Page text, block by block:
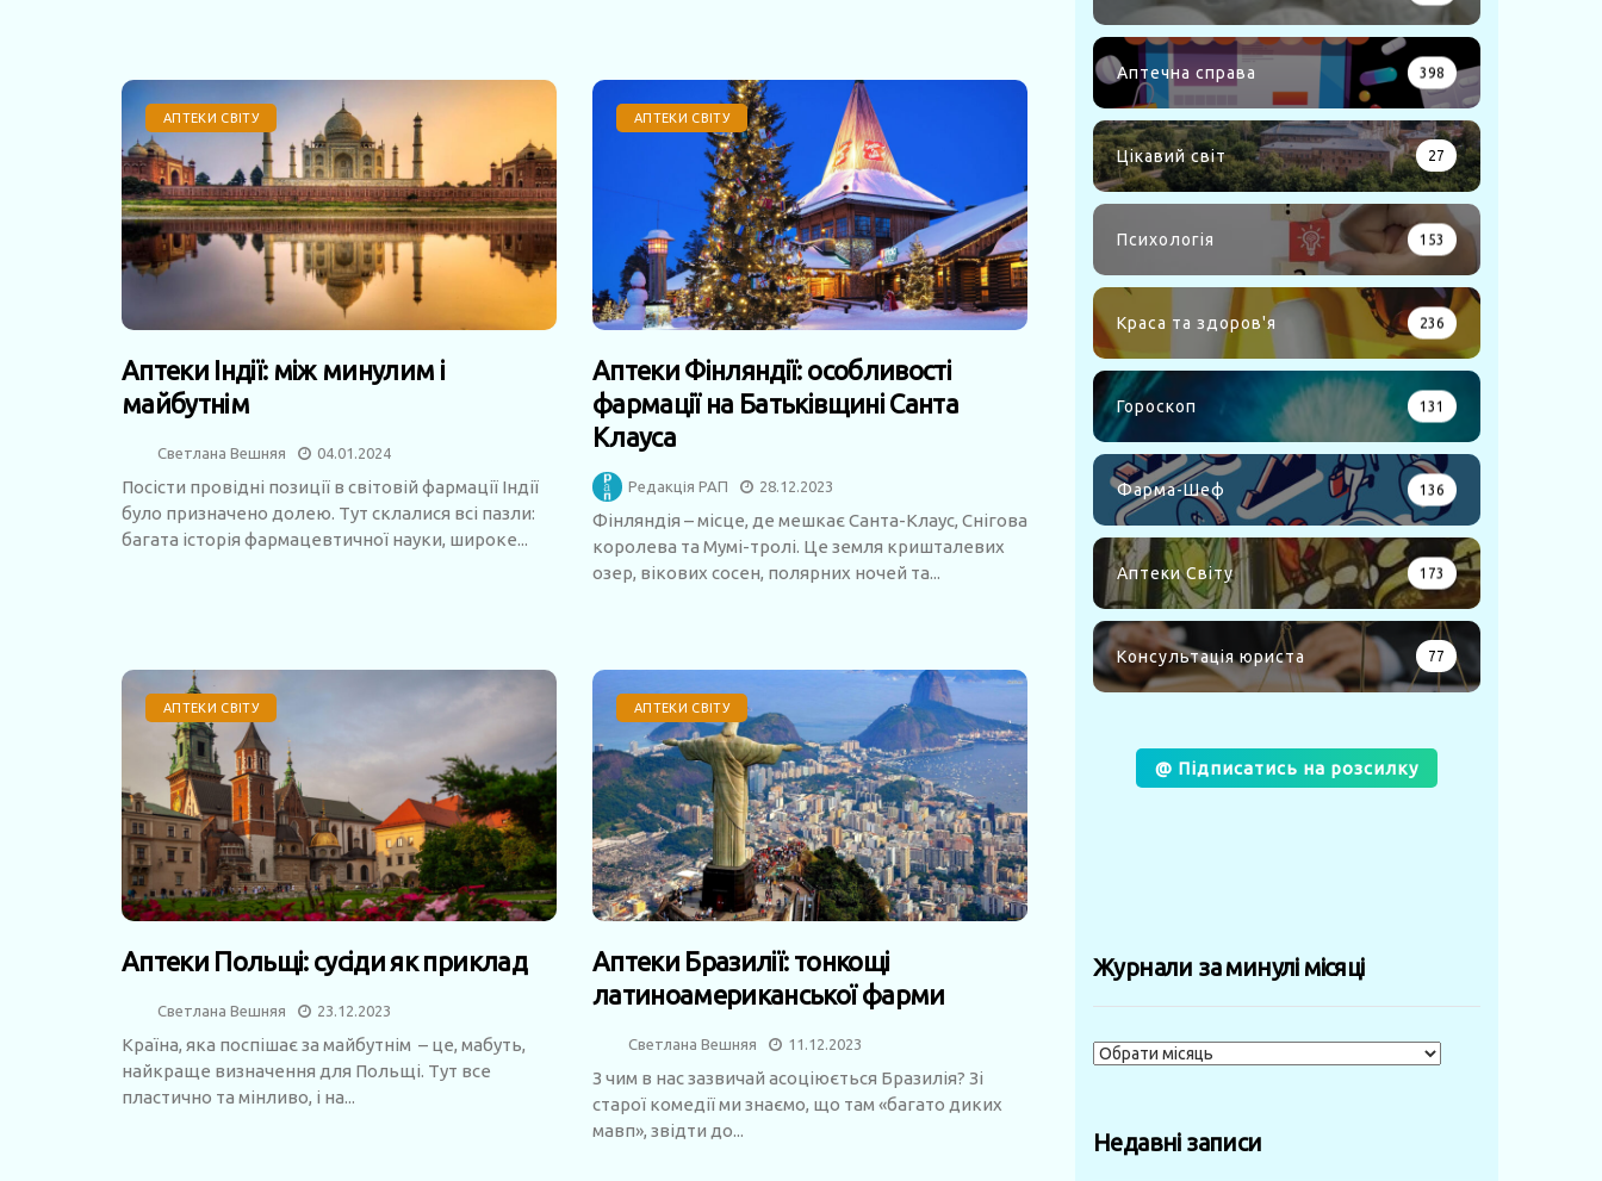
АПТЕКИ СВІТУ
Аптеки Індії: між минулим і
майбутнім
Светлана Вешняя 04.01.2024
Посісти провідні позиції в світовій фармації Індії
було призначено долею. Тут склалися всі пазли:
багата історія фармацевтичної науки, широке...
АПТЕКИ СВІТУ
Аптеки Фінляндії: особливості
фармації на Батьківщині Санта
Клауса
Редакція РАП 28.12.2023
Фінляндія – місце, де мешкає Санта-Клаус, Снігова
королева та Мумі-тролі. Це земля кришталевих
озер, вікових сосен, полярних ночей та...
АПТЕКИ СВІТУ
Аптеки Польщі: сусіди як приклад
Светлана Вешняя 23.12.2023
Країна, яка поспішає за майбутнім – це, мабуть,
найкраще визначення для Польщі. Тут все
пластично та мінливо, і на...
АПТЕКИ СВІТУ
Аптеки Бразилії: тонкощі
латиноамериканської фарми
Светлана Вешняя 11.12.2023
З чим в нас зазвичай асоціюється Бразилія? Зі
старої комедії ми знаємо, що там «багато диких
мавп», звідти до...
Аптечна справа 398
Цікавий світ 27
Психологія 153
Краса та здоров'я 236
Гороскоп 131
Фарма-Шеф 136
Аптеки Світу 173
Консультація юриста 77
@ Підписатись на розсилку
Журнали за минулі місяці
Журнали
місяці
Недавні записи